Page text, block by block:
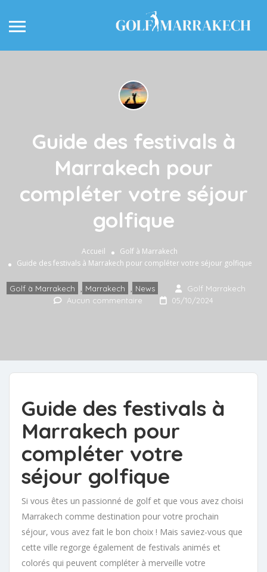
Guide des festivals à
Marrakech pour
compléter votre séjour
golfique
Accueil
Golf à Marrakech
Guide des festivals à Marrakech pour compléter votre séjour golfique
Golf à Marrakech Marrakech News
Golf Marrakech
Aucun commentaire
05/10/2024
Guide des festivals à
Marrakech pour
compléter votre
séjour golfique
Si vous êtes un passionné de golf et que vous avez choisi
Marrakech comme destination pour votre prochain
séjour, vous avez fait le bon choix ! Mais saviez-vous que
cette ville regorge également de festivals animés et
colorés qui peuvent compléter à merveille votre